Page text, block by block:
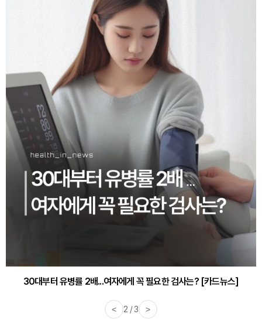
30대부터 유병률 2배...여자에게 꼭 필요한 검사는? [카드뉴스]
< 2 / 3 >